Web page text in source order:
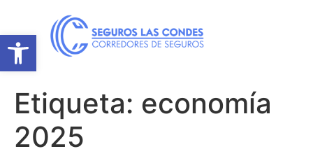
Abrir barra de herramientas
Etiqueta: economía
2025